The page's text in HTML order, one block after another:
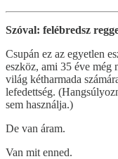
Szóval: felébredsz
Csupán ez az egyetlen
eszköz, ami 35 éve még
világ kétharmada
lefedettség.
sem használja.)
De van áram.
Van mit enned.